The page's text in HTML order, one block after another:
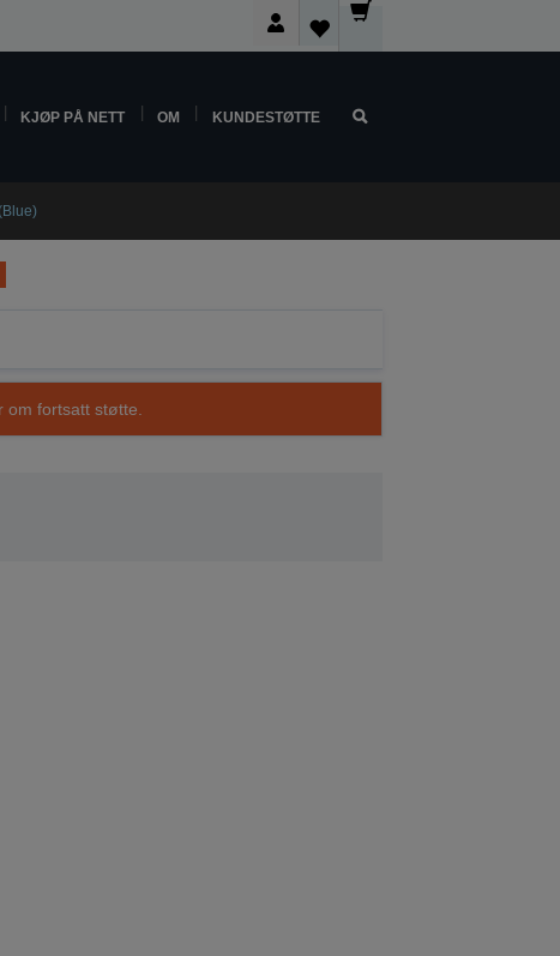
KJØP PÅ NETT OM KUNDESTØTTE
fortsatt støtte.